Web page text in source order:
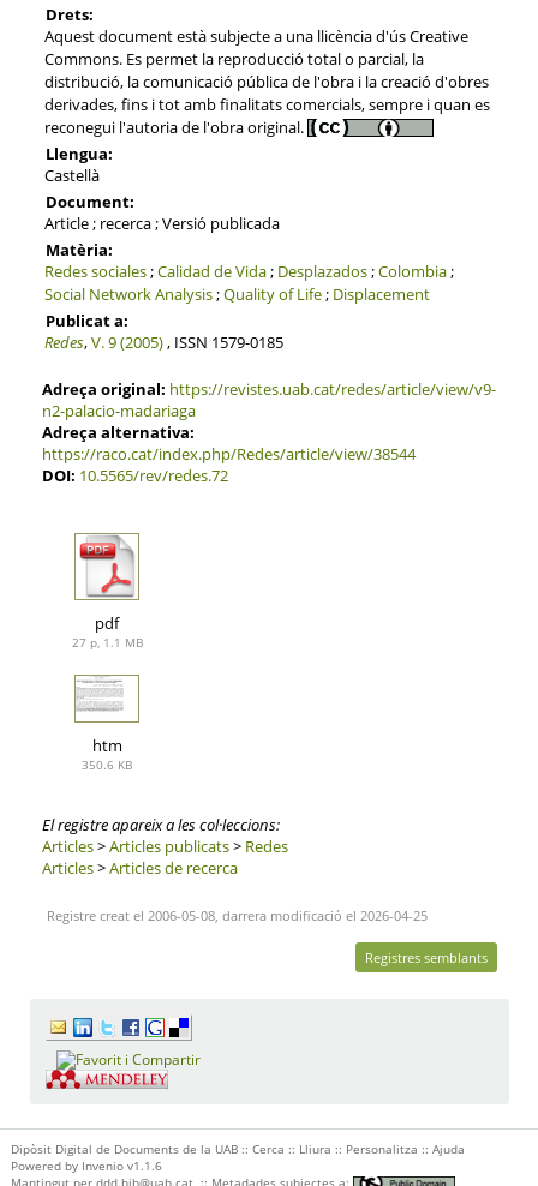
Drets:
Aquest document està subjecte a una llicència d'ús Creative
Commons. Es permet la reproducció total o parcial, la
distribució, la comunicació pública de l'obra i la creació d'obres
derivades, fins i tot amb finalitats comercials, sempre i quan es
reconegui l'autoria de l'obra original.
Llengua:
Castellà
Document:
Article ; recerca ; Versió publicada
Matèria:
Redes sociales;Calidad de Vida; Desplazados;Colombia;
Social Network Analysis;Quality of Life; Displacement
Publicat a:
Redes,V. 9 (2005), ISSN 1579-0185
Adreça original: https://revistes.uab.cat/redes/article/view/v9-
n2-palacio-madariaga
Adreça alternativa:
https://raco.cat/index.php/Redes/article/view/38544
DOI: 10.5565/rev/redes.72
pdf
27 p, 1.1 MB
htm
350.6 KB
El registre apareix a les col·leccions:
Articles>Articles publicats> Redes
Articles>Articles de recerca
Registre creat el 2006-05-08, darrera modificació el 2026-04-25
Registres semblants
Dipòsit Digital de Documents de la UAB :: Cerca :: Lliura :: Personalitza :: Ajuda
Powered by Inveniov1.1.6
Mantingut per ddd.bib@uab.cat:: Metadades subjectes a: